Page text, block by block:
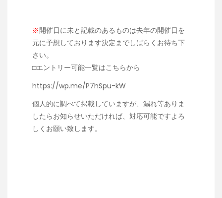
※開催日に未と記載のあるものは去年の開催日を
元に予想しております決定までしばらくお待ち下
さい。
□エントリー可能一覧はこちらから
https://wp.me/P7hSpu-kW
個人的に調べて掲載していますが、漏れ等ありま
したらお知らせいただければ、対応可能ですよろ
しくお願い致します。